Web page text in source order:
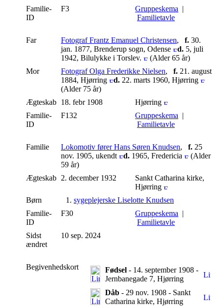
Familie-
ID
F3 Gruppeskema |
Familietavle
Far Fotograf Frantz Emanuel Christensen, f. 30.
jan. 1877, Brenderup sogn, Odense
d. 5, juli
1942, Bilulykke i Torslev.
(Alder 65 år)
Mor
Fotograf Olga Frederikke Nielsen, f. 21. august
1884, Hjørring
d. 22. marts 1960, Hjørring
(Alder 75 år)
Ægteskab 18. febr 1908
Hjørring
Familie-
ID
F132 Gruppeskema |
Familietavle
Familie Lokomotiv fører Hans Søren Knudsen, f. 25
nov. 1905, ukendt
d. 1965, Fredericia
(Alder
59 år)
Ægteskab 2. december 1932
Sankt Catharina kirke,
Hjørring
Børn
1. sygeplejerske Liselotte Knudsen
Familie-
ID
F30 Gruppeskema |
Familietavle
Sidst
ændret
10 sep. 2024
Begivenhedskort Fødsel - 14. september 1908 -
Jernbanegade 7, Hjørring
Dåb - 29 nov. 1908 - Sankt
Catharina kirke, Hjørring